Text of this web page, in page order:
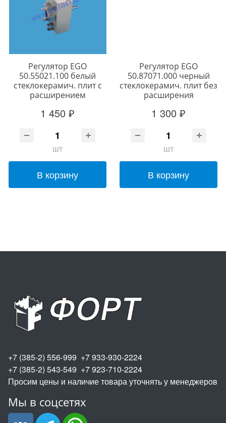
Регулятор EGO
50.55021.100 белый
стеклокерамич. плит с
расширением
1 450 ₽
шт
В корзину
Регулятор EGO
50.87071.000 черный
стеклокерамич. плит без
расширения
1 300 ₽
шт
В корзину
+7 (385-2) 556-999 +7 933-930-2224
+7 (385-2) 543-549 +7 923-710-2224
Просим цены и наличие товара уточнять у менеджеров
Мы в соцсетях